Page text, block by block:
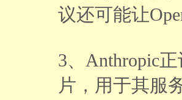
议还可能让
3、Anthropic
片，用于其服